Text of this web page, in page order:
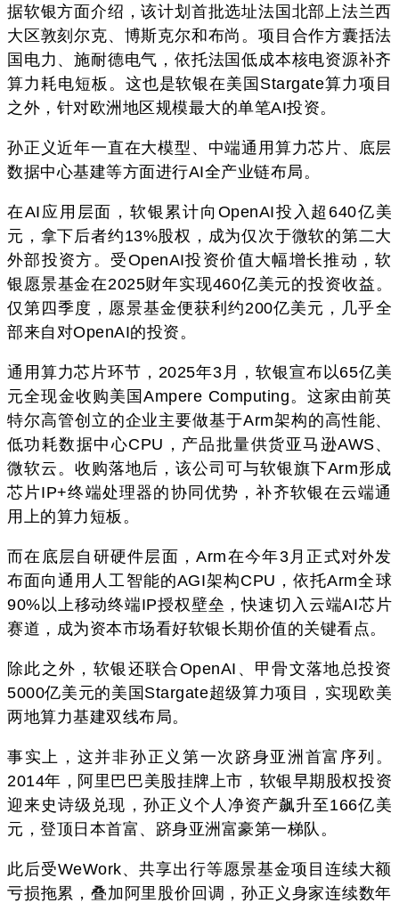
据软银方面介绍，该计划首批选址法国北部上法兰西
大区敦刻尔克、博斯克尔和布尚。项目合作方囊括法
国电力、施耐德电气，依托法国低成本核电资源补齐
算力耗电短板。这也是软银在美国Stargate算力项目
之外，针对欧洲地区规模最大的单笔AI投资。
孙正义近年一直在大模型、中端通用算力芯片、底层
数据中心基建等方面进行AI全产业链布局。
在AI应用层面，软银累计向OpenAI投入超640亿美
元，拿下后者约13%股权，成为仅次于微软的第二大
外部投资方。受OpenAI投资价值大幅增长推动，软
银愿景基金在2025财年实现460亿美元的投资收益。
仅第四季度，愿景基金便获利约200亿美元，几乎全
部来自对OpenAI的投资。
通用算力芯片环节，2025年3月，软银宣布以65亿美
元全现金收购美国Ampere Computing。这家由前英
特尔高管创立的企业主要做基于Arm架构的高性能、
低功耗数据中心CPU，产品批量供货亚马逊AWS、
微软云。收购落地后，该公司可与软银旗下Arm形成
芯片IP+终端处理器的协同优势，补齐软银在云端通
用上的算力短板。
而在底层自研硬件层面，Arm在今年3月正式对外发
布面向通用人工智能的AGI架构CPU，依托Arm全球
90%以上移动终端IP授权壁垒，快速切入云端AI芯片
赛道，成为资本市场看好软银长期价值的关键看点。
除此之外，软银还联合OpenAI、甲骨文落地总投资
5000亿美元的美国Stargate超级算力项目，实现欧美
两地算力基建双线布局。
事实上，这并非孙正义第一次跻身亚洲首富序列。
2014年，阿里巴巴美股挂牌上市，软银早期股权投资
迎来史诗级兑现，孙正义个人净资产飙升至166亿美
元，登顶日本首富、跻身亚洲富豪第一梯队。
此后受WeWork、共享出行等愿景基金项目连续大额
亏损拖累，叠加阿里股价回调，孙正义身家连续数年